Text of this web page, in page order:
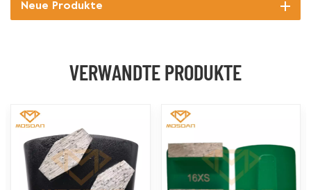
Neue Produkte
VERWANDTE PRODUKTE